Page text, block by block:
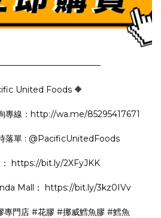
United Foods 🔶
線： http://wa.me/85295417671
落單 : @PacificUnitedFoods
https://bit.ly/2XFyJKK
Mall： https://bit.ly/3kz0IVv
專門店 #花膠 #挪威鱈魚膠 #鱈魚